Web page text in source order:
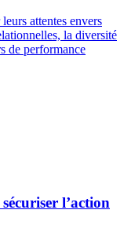
attentes envers
la diversité
de performance
l’action